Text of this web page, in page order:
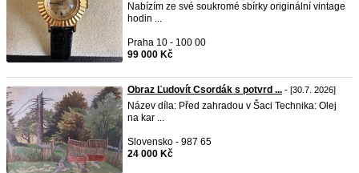
Nabízím ze své soukromé sbírky originální vintage
hodin ...
Praha 10 - 100 00
99 000 Kč
Obraz Ľudovít Csordák s potvrd ... - [30.7. 2026]
Název díla: Před zahradou v Šaci Technika: Olej
na kar ...
Slovensko - 987 65
24 000 Kč